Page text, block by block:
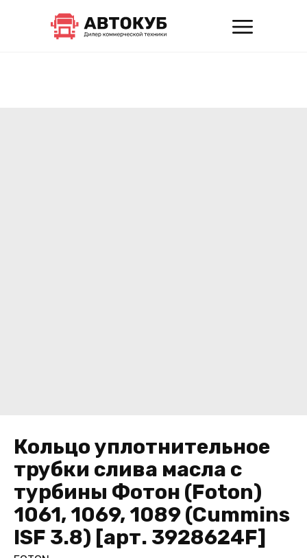
Кольцо уплотнительное
трубки слива масла с
турбины Фотон (Foton)
1061, 1069, 1089 (Cummins
ISF 3.8) [арт. 3928624F]